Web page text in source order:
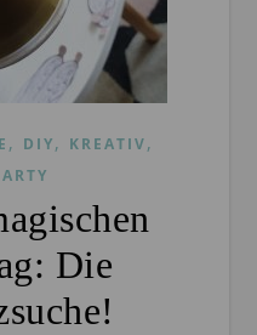
, DIY, KREATIV,
Die